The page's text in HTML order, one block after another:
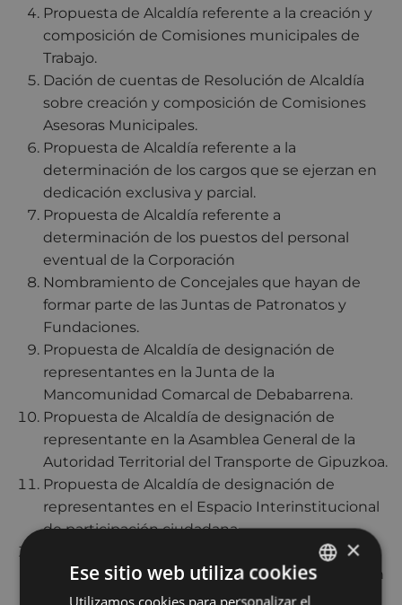
Propuesta de Alcaldía referente a la creación y
composición de Comisio­nes municipales de
Trabajo.
Dación de cuentas de Resolución de Alcaldía
sobre creación y composición de Comisiones
Asesoras Municipales.
Propuesta de Alcaldía referente a la
determinación de los cargos que se ejerzan en
dedicación exclusiva y parcial.
Propuesta de Alcaldía referente a
determinación de los puestos del personal
eventual de la Corpora­ción
Nombramiento de Concejales que ha­yan de
formar parte de las Juntas de Patro­natos y
Fundaciones.
Propuesta de Alcaldía de designación de
representantes en la Junta de la
Mancomunidad Comarcal de Debabarrena.
Propuesta de Alcaldía de designación de
representante en la Asamblea General de la
Autoridad Territorial del Transporte de Gipuzkoa.
Propuesta de Alcaldía de designación de
representantes en el Espacio Interinstitucional
de participación ciudadana.
Propuesta de Alcaldía de designación de
representante en Asociación Ruta del Hierro en
los Pirineos.
BASQUE
×
Ese sitio web utiliza cookies
Utilizamos cookies para personalizar el